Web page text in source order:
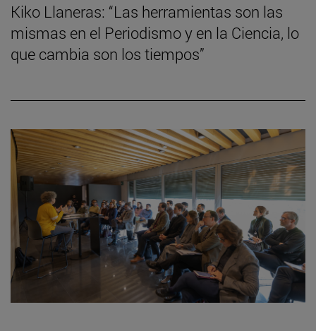
Kiko Llaneras: “Las herramientas son las
mismas en el Periodismo y en la Ciencia, lo
que cambia son los tiempos”